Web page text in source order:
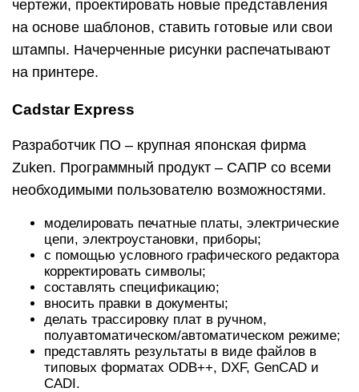
чертежи, проектировать новые представления
на основе шаблонов, ставить готовые или свои
штампы. Начерченные рисунки распечатывают
на принтере.
Cadstar Express
Разработчик ПО – крупная японская фирма
Zuken. Программный продукт – САПР со всеми
необходимыми пользователю возможностями.
моделировать печатные платы, электрические
цепи, электроустановки, приборы;
с помощью условного графического редактора
корректировать символы;
составлять спецификацию;
вносить правки в документы;
делать трассировку плат в ручном,
полуавтоматическом/автоматическом режиме;
представлять результаты в виде файлов в
типовых форматах ODB++, DXF, GenCAD и
CADI.